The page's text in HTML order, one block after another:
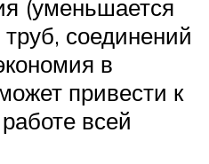
(уменьшается
соединений
в
привести к
всей